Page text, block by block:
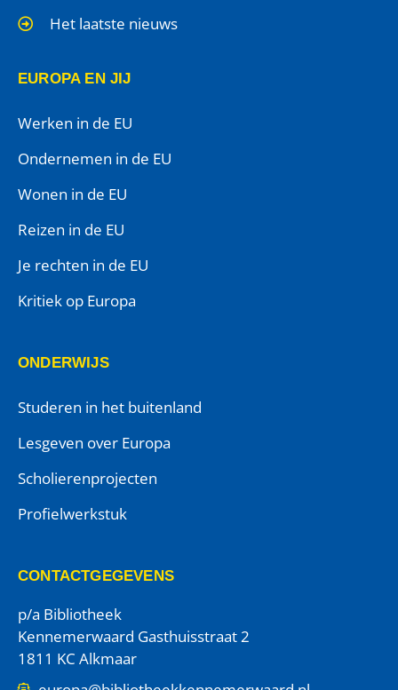
Het laatste nieuws
EUROPA EN JIJ
Werken in de EU
Ondernemen in de EU
Wonen in de EU
Reizen in de EU
Je rechten in de EU
Kritiek op Europa
ONDERWIJS
Studeren in het buitenland
Lesgeven over Europa
Scholierenprojecten
Profielwerkstuk
CONTACTGEGEVENS
p/a Bibliotheek
Kennemerwaard Gasthuisstraat 2
1811 KC Alkmaar